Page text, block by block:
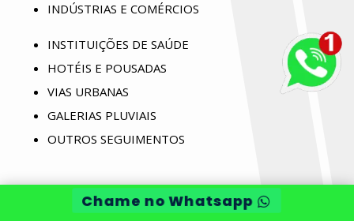
INDÚSTRIAS E COMÉRCIOS
INSTITUIÇÕES DE SAÚDE
HOTÉIS E POUSADAS
VIAS URBANAS
GALERIAS PLUVIAIS
OUTROS SEGUIMENTOS
Chame no Whatsapp